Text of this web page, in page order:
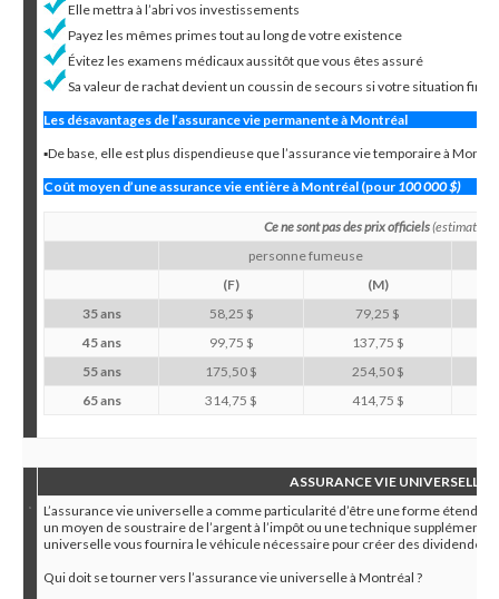
Elle mettra à l’abri vos investissements
Payez les mêmes primes tout au long de votre existence
Évitez les examens médicaux aussitôt que vous êtes assuré
Sa valeur de rachat devient un coussin de secours si votre situation
Les désavantages de l’assurance vie permanente à Montréal
▪De base, elle est plus dispendieuse que l’assurance vie temporaire à
Coût moyen d’une assurance vie entière à Montréal (pour 100 000 $)
Ce ne sont pas des prix officiels(estimation
personne fumeuse
(F)
(M)
35 ans
58,25 $
79,25 $
45 ans
99,75 $
137,75 $
55 ans
175,50 $
254,50 $
65 ans
314,75 $ 414,75 $
ASSURANCE VIE UNIVERSELLE
L’assurance vie universelle a comme particularité d’être une forme
un moyen de soustraire de l’argent à l’impôt ou une technique
universelle vous fournira le véhicule nécessaire pour créer des dividendes.
Qui doit se tourner vers l’assurance vie universelle à Montréal ?